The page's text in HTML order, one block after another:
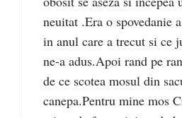
neuitat .Era o spovedanie
in anul care a trecut si ce
ne-a adus.Apoi rand pe
de ce scotea mosul din
canepa.Pentru mine mos